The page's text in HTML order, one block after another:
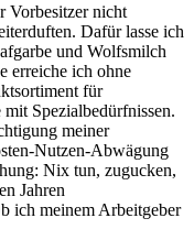
Vorbesitzer nicht
Dafür lasse ich
und Wolfsmilch
erreiche ich ohne
für
Spezialbedürfnissen.
meiner
Nutzen-Abwägung
Nix tun, zugucken,
Jahren
ich meinem Arbeitgeber